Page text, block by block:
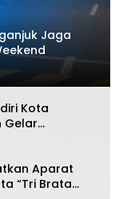
Jaga
Kota
Gelar
Aparat
“Tri Brata